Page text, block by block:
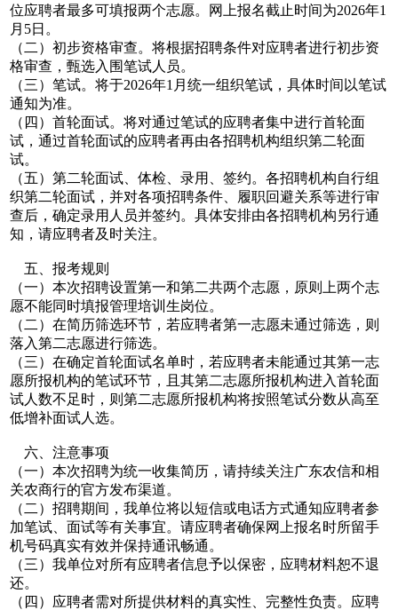
位应聘者最多可填报两个志愿。网上报名截止时间为2026年1
月5日。
（二）初步资格审查。将根据招聘条件对应聘者进行初步资
格审查，甄选入围笔试人员。
（三）笔试。将于2026年1月统一组织笔试，具体时间以笔试
通知为准。
（四）首轮面试。将对通过笔试的应聘者集中进行首轮面
试，通过首轮面试的应聘者再由各招聘机构组织第二轮面
试。
（五）第二轮面试、体检、录用、签约。各招聘机构自行组
织第二轮面试，并对各项招聘条件、履职回避关系等进行审
查后，确定录用人员并签约。具体安排由各招聘机构另行通
知，请应聘者及时关注。
五、报考规则
（一）本次招聘设置第一和第二共两个志愿，原则上两个志
愿不能同时填报管理培训生岗位。
（二）在简历筛选环节，若应聘者第一志愿未通过筛选，则
落入第二志愿进行筛选。
（三）在确定首轮面试名单时，若应聘者未能通过其第一志
愿所报机构的笔试环节，且其第二志愿所报机构进入首轮面
试人数不足时，则第二志愿所报机构将按照笔试分数从高至
低增补面试人选。
六、注意事项
（一）本次招聘为统一收集简历，请持续关注广东农信和相
关农商行的官方发布渠道。
（二）招聘期间，我单位将以短信或电话方式通知应聘者参
加笔试、面试等有关事宜。请应聘者确保网上报名时所留手
机号码真实有效并保持通讯畅通。
（三）我单位对所有应聘者信息予以保密，应聘材料恕不退
还。
（四）应聘者需对所提供材料的真实性、完整性负责。应聘